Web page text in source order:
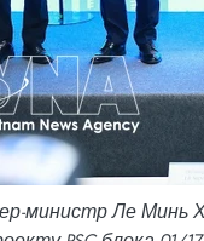
министр Ле Минь